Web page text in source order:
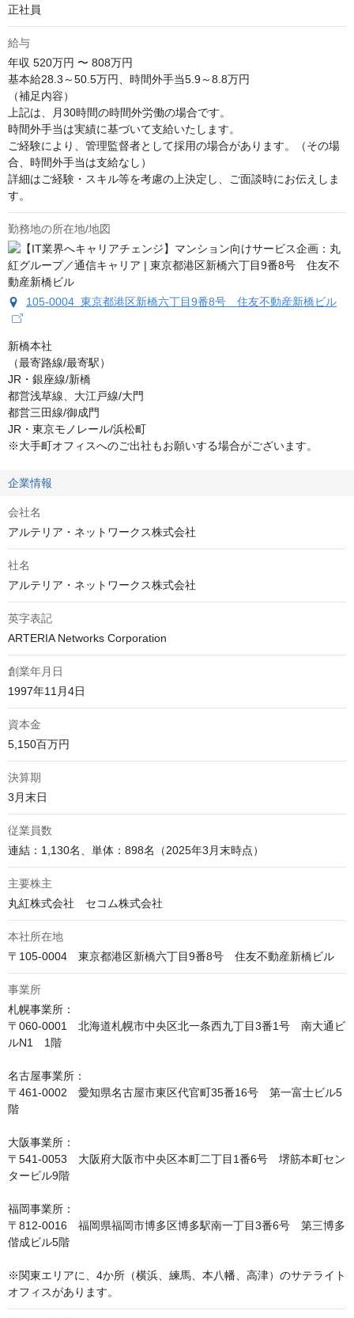
正社員
給与
年収 520万円 〜 808万円
基本給28.3～50.5万円、時間外手当5.9～8.8万円
（補足内容）
上記は、月30時間の時間外労働の場合です。
時間外手当は実績に基づいて支給いたします。
ご経験により、管理監督者として採用の場合があります。（その場
合、時間外手当は支給なし）
詳細はご経験・スキル等を考慮の上決定し、ご面談時にお伝えしま
す。
勤務地の所在地/地図
105-0004 東京都港区新橋六丁目9番8号 住友不動産新橋ビル
新橋本社
（最寄路線/最寄駅）
JR・銀座線/新橋
都営浅草線、大江戸線/大門
都営三田線/御成門
JR・東京モノレール/浜松町
※大手町オフィスへのご出社もお願いする場合がございます。
企業情報
会社名
アルテリア・ネットワークス株式会社
社名
アルテリア・ネットワークス株式会社
英字表記
ARTERIA Networks Corporation
創業年月日
1997年11月4日
資本金
5,150百万円
決算期
3月末日
従業員数
連結：1,130名、単体：898名（2025年3月末時点）
主要株主
丸紅株式会社　セコム株式会社
本社所在地
〒105-0004　東京都港区新橋六丁目9番8号　住友不動産新橋ビル
事業所
札幌事業所：
〒060-0001　北海道札幌市中央区北一条西九丁目3番1号　南大通ビ
ルN1　1階
名古屋事業所：
〒461-0002　愛知県名古屋市東区代官町35番16号　第一富士ビル5
階
大阪事業所：
〒541-0053　大阪府大阪市中央区本町二丁目1番6号　堺筋本町セン
タービル9階
福岡事業所：
〒812-0016　福岡県福岡市博多区博多駅南一丁目3番6号　第三博多
偕成ビル5階
※関東エリアに、4か所（横浜、練馬、本八幡、高津）のサテライト
オフィスがあります。